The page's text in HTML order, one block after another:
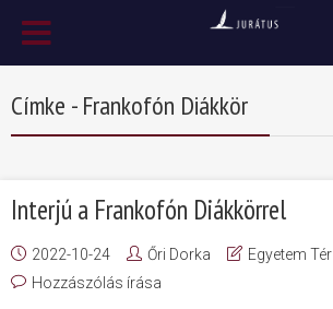
Címke - Frankofón Diákkör
Interjú a Frankofón Diákkörrel
2022-10-24 Őri Dorka
Egyetem Tér
Hozzászólás írása